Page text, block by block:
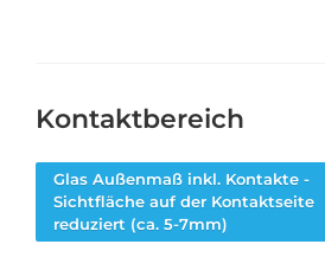
Kontaktbereich
Glas Außenmaß inkl. Kontakte -
Sichtfläche auf der Kontaktseite
reduziert (ca. 5-7mm)